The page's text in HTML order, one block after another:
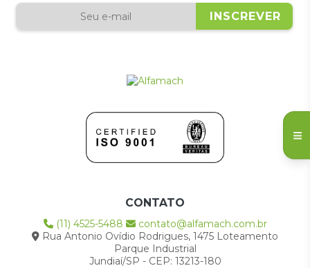
CONTATO
(11) 4525-5488
contato@alfamach.com.br
Rua Antonio Ovídio Rodrigues, 1475 Loteamento
Parque Industrial
Jundiaí/SP - CEP: 13213-180